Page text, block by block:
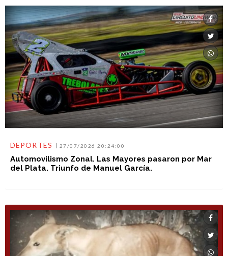
DEPORTES 27/07/2026 20:24:00
Automovilismo Zonal. Las Mayores pasaron por Mar
del Plata. Triunfo de Manuel García.